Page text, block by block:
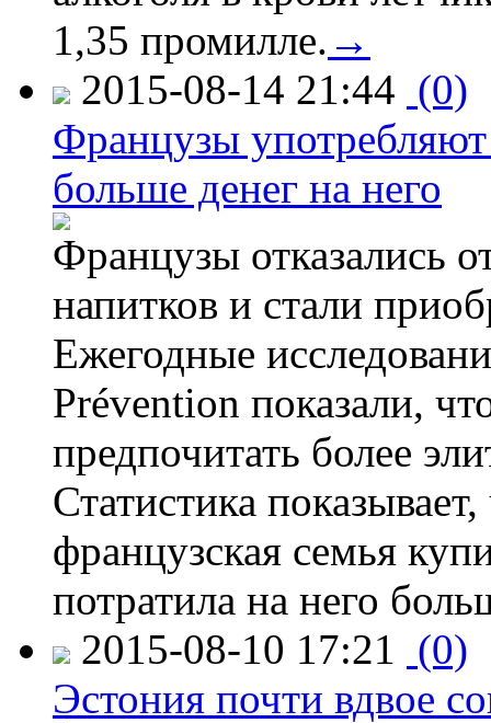
1,35 промилле. →
2015-08-14 21:44 (0)
Французы
больше денег на него
Французы отказались
напитков и стали
Ежегодные
Prévention показали,
предпочитать более
Статистика
французская семья
потратила на него
2015-08-10 17:21 (0)
Эстония почти вдвое